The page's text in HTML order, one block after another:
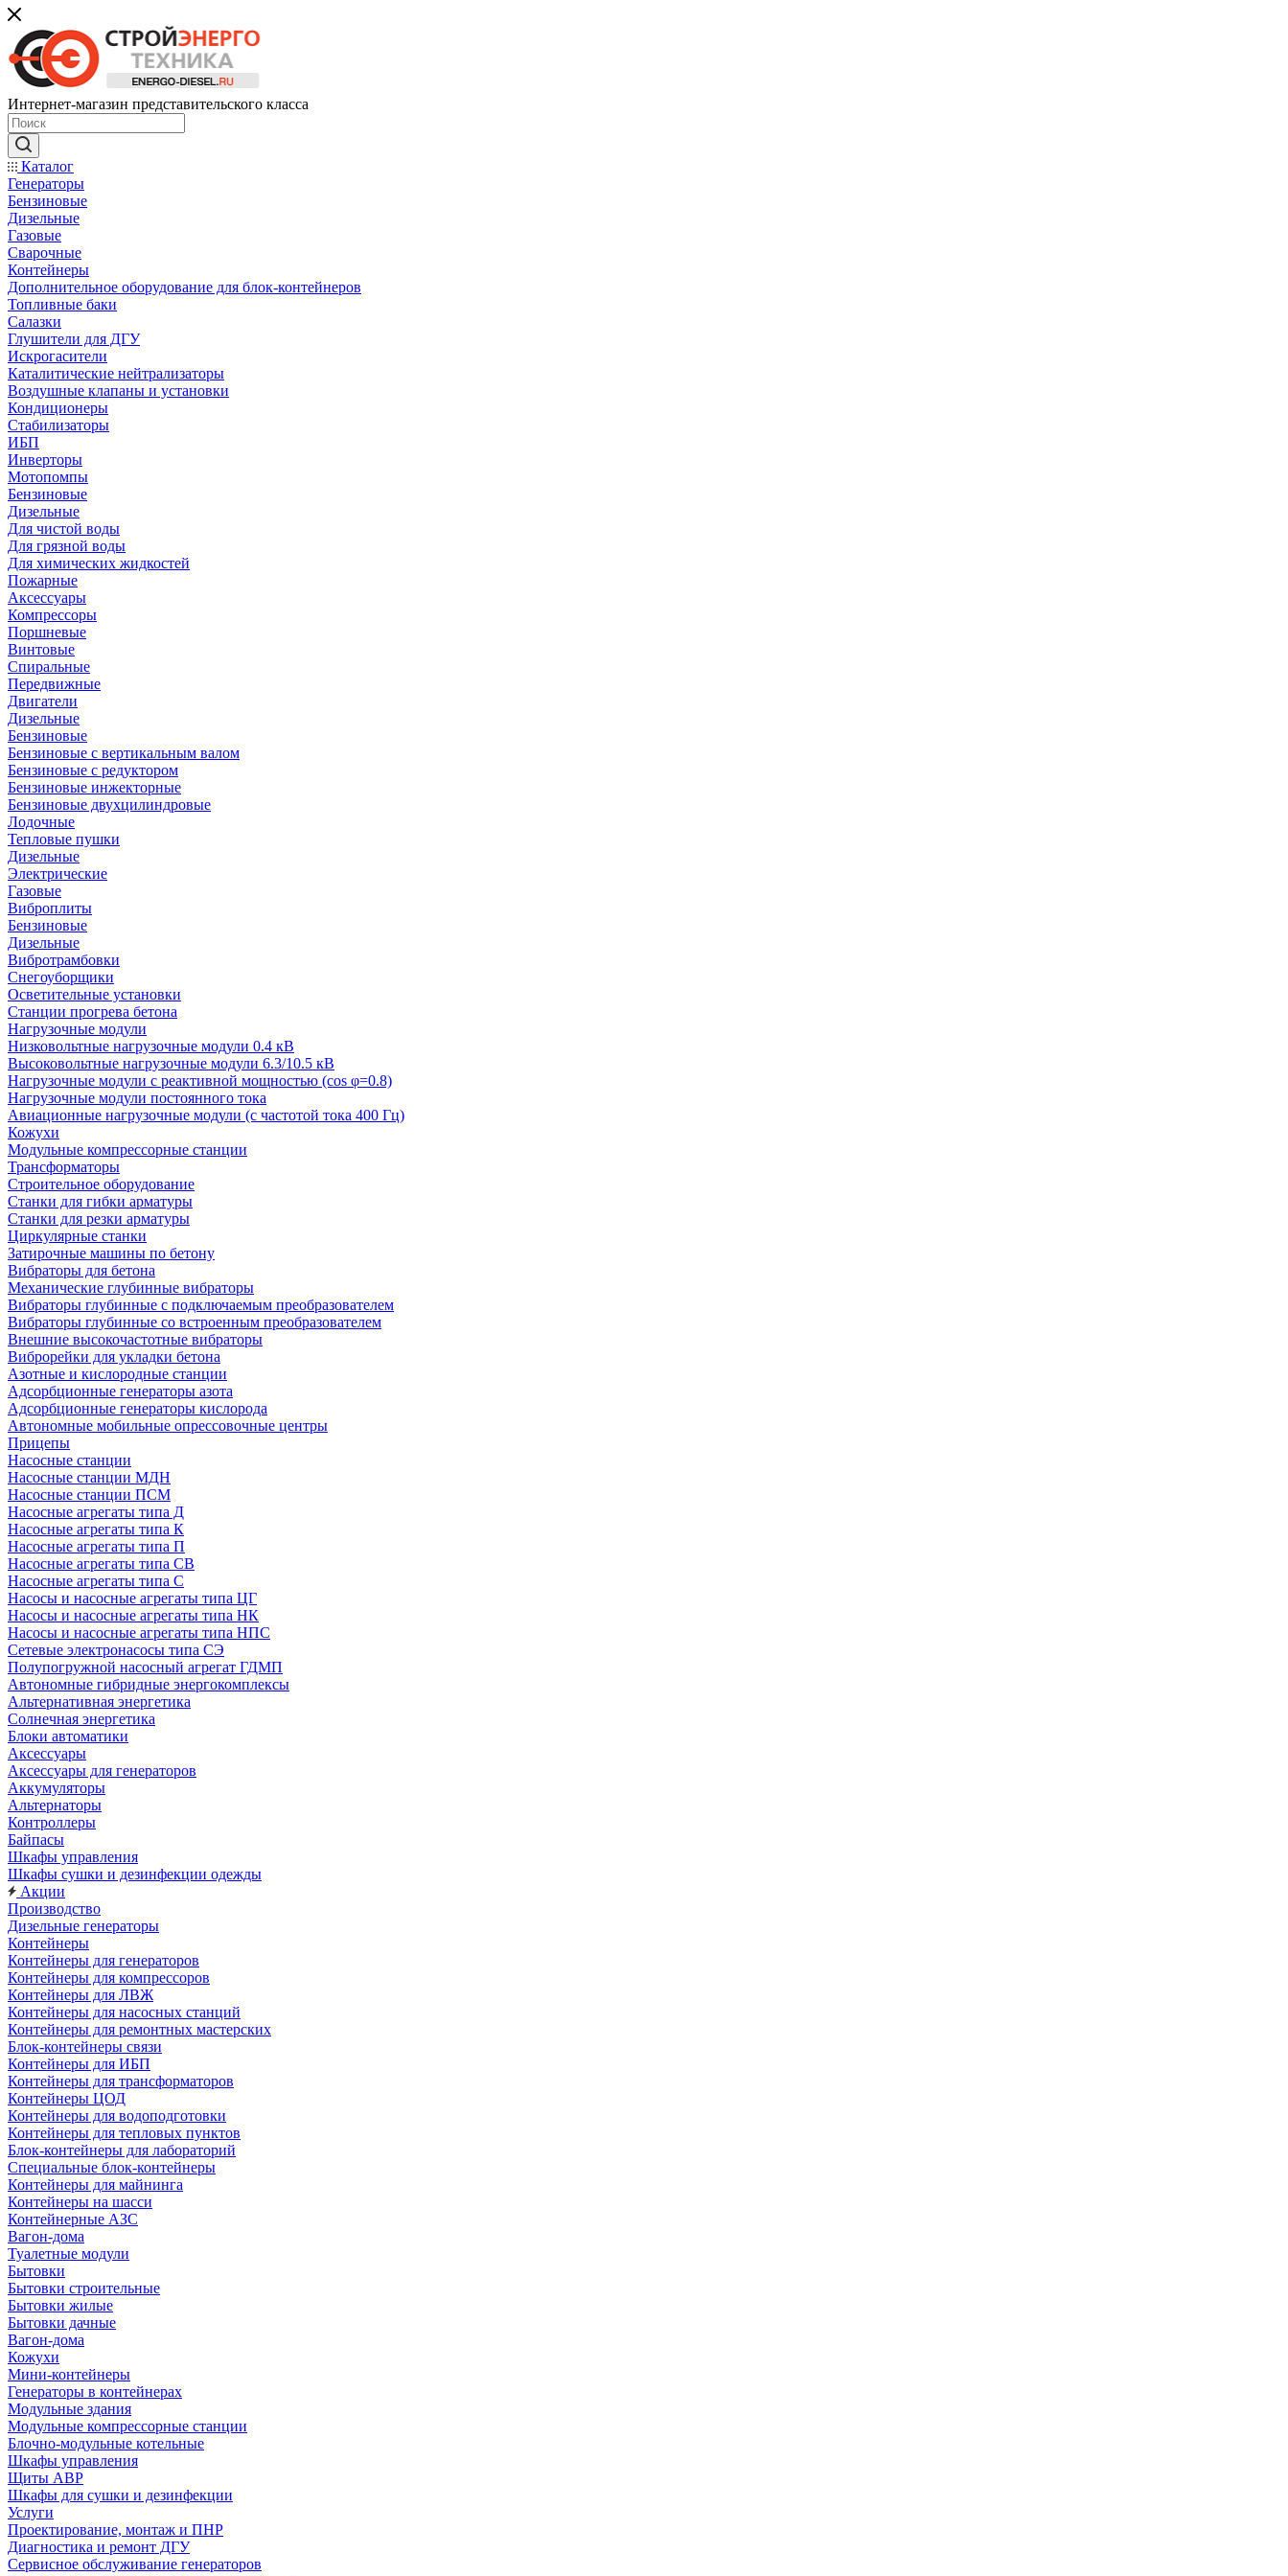
Интернет-магазин представительского класса
Каталог
Генераторы
Бензиновые
Дизельные
Газовые
Сварочные
Контейнеры
Дополнительное оборудование для блок-контейнеров
Топливные баки
Салазки
Глушители для ДГУ
Искрогасители
Каталитические нейтрализаторы
Воздушные клапаны и установки
Кондиционеры
Стабилизаторы
ИБП
Инверторы
Мотопомпы
Бензиновые
Дизельные
Для чистой воды
Для грязной воды
Для химических жидкостей
Пожарные
Аксессуары
Компрессоры
Поршневые
Винтовые
Спиральные
Передвижные
Двигатели
Дизельные
Бензиновые
Бензиновые с вертикальным валом
Бензиновые с редуктором
Бензиновые инжекторные
Бензиновые двухцилиндровые
Лодочные
Тепловые пушки
Дизельные
Электрические
Газовые
Виброплиты
Бензиновые
Дизельные
Вибротрамбовки
Снегоуборщики
Осветительные установки
Станции прогрева бетона
Нагрузочные модули
Низковольтные нагрузочные модули 0.4 кВ
Высоковольтные нагрузочные модули 6.3/10.5 кВ
Нагрузочные модули с реактивной мощностью (cos φ=0.8)
Нагрузочные модули постоянного тока
Авиационные нагрузочные модули (с частотой тока 400 Гц)
Кожухи
Модульные компрессорные станции
Трансформаторы
Строительное оборудование
Станки для гибки арматуры
Станки для резки арматуры
Циркулярные станки
Затирочные машины по бетону
Вибраторы для бетона
Механические глубинные вибраторы
Вибраторы глубинные с подключаемым преобразователем
Вибраторы глубинные со встроенным преобразователем
Внешние высокочастотные вибраторы
Виброрейки для укладки бетона
Азотные и кислородные станции
Адсорбционные генераторы азота
Адсорбционные генераторы кислорода
Автономные мобильные опрессовочные центры
Прицепы
Насосные станции
Насосные станции МДН
Насосные станции ПСМ
Насосные агрегаты типа Д
Насосные агрегаты типа К
Насосные агрегаты типа П
Насосные агрегаты типа СВ
Насосные агрегаты типа С
Насосы и насосные агрегаты типа ЦГ
Насосы и насосные агрегаты типа НК
Насосы и насосные агрегаты типа НПС
Сетевые электронасосы типа СЭ
Полупогружной насосный агрегат ГДМП
Автономные гибридные энергокомплексы
Альтернативная энергетика
Солнечная энергетика
Блоки автоматики
Аксессуары
Аксессуары для генераторов
Аккумуляторы
Альтернаторы
Контроллеры
Байпасы
Шкафы управления
Шкафы сушки и дезинфекции одежды
Акции
Производство
Дизельные генераторы
Контейнеры
Контейнеры для генераторов
Контейнеры для компрессоров
Контейнеры для ЛВЖ
Контейнеры для насосных станций
Контейнеры для ремонтных мастерских
Блок-контейнеры связи
Контейнеры для ИБП
Контейнеры для трансформаторов
Контейнеры ЦОД
Контейнеры для водоподготовки
Контейнеры для тепловых пунктов
Блок-контейнеры для лабораторий
Специальные блок-контейнеры
Контейнеры для майнинга
Контейнеры на шасси
Контейнерные АЗС
Вагон-дома
Туалетные модули
Бытовки
Бытовки строительные
Бытовки жилые
Бытовки дачные
Вагон-дома
Кожухи
Мини-контейнеры
Генераторы в контейнерах
Модульные здания
Модульные компрессорные станции
Блочно-модульные котельные
Шкафы управления
Щиты АВР
Шкафы для сушки и дезинфекции
Услуги
Проектирование, монтаж и ПНР
Диагностика и ремонт ДГУ
Сервисное обслуживание генераторов